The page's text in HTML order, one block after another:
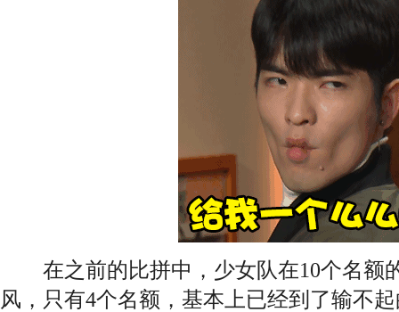
在之前的比拼中，少女队在10个名额
风，只有4个名额，基本上已经到了输不